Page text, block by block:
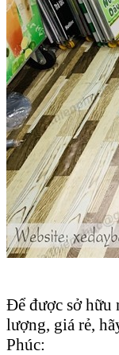
Để được sở
lượng, giá rẻ,
Phúc: